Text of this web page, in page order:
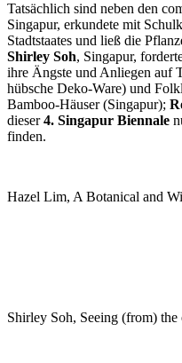
Tatsächlich sind neben den
Singapur, erkundete mit
Stadtstaates und ließ die
Shirley Soh, Singapur,
ihre Ängste und Anliegen auf
hübsche Deko-Ware) und
Bamboo-Häuser (Singapur);
dieser4. Singapur Biennale
finden.
Hazel Lim, A Botanical and
Shirley Soh, Seeing (from) the